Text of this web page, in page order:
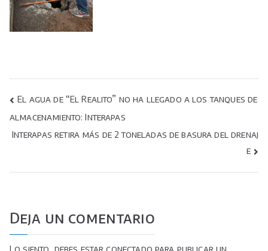
Navegación
de
El agua de “El Realito” no ha llegado a los tanques de
almacenamiento: Interapas
Interapas retira más de 2 toneladas de basura del drenaj
e
Deja un comentario
Lo siento, debes estarconectado para publicar un